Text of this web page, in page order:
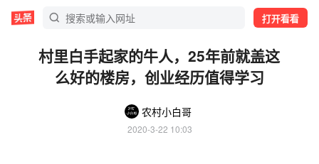
打开看看
村里白手起家的牛人，25年前就盖这
么好的楼房，创业经历值得学习
农村小白哥
2020-3-22 10:03